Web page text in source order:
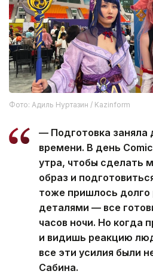
Фото: Адиль Нуртазин / Kazinform
— Подготовка заняла
времени. В день
утра, чтобы сделать
образ и
тоже пришлось долго
деталями — все
часов ночи. Но когда
и видишь реакцию
все эти усилия были
Сабина.